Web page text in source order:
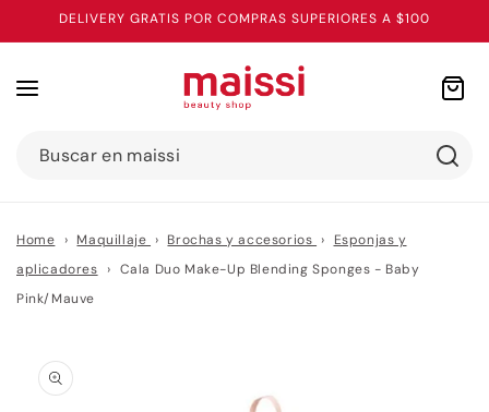
directamente
al contenido
DELIVERY GRATIS POR COMPRAS SUPERIORES A $100
Buscar en maissi
Carrito
Home › Maquillaje › Brochas y accesorios ›
Esponjas y
aplicadores
› Cala Duo Make-Up Blending Sponges - Baby
Pink/Mauve
información